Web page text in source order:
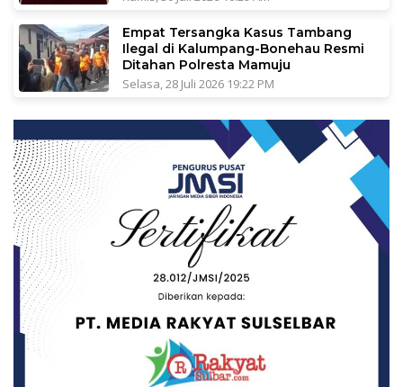
Empat Tersangka Kasus Tambang
Ilegal di Kalumpang-Bonehau Resmi
Ditahan Polresta Mamuju
Selasa, 28 Juli 2026 19:22 PM